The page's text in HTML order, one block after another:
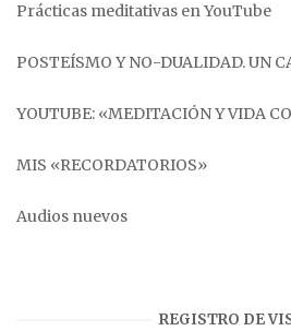
Prácticas meditativas en YouTube
POSTEÍSMO Y NO-DUALIDAD. UN
YOUTUBE: «MEDITACIÓN Y VIDA
MIS «RECORDATORIOS»
Audios nuevos
REGISTRO DE